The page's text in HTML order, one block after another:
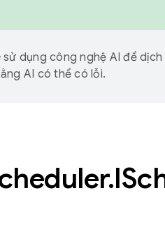
dụng công nghệ AI để
AI có thể có lỗi.
.